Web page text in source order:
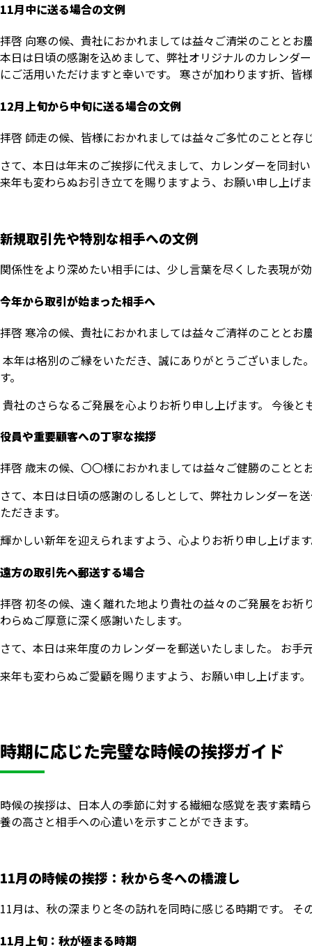
11月中に送る場合の文例
拝啓 向寒の候、貴社におかれましては益々ご清栄のこととお
本日は日頃の感謝を込めまして、弊社オリジナルのカレンダ
にご活用いただけますと幸いです。 寒さが加わります折、皆
12月上旬から中旬に送る場合の文例
拝啓 師走の候、皆様におかれましては益々ご多忙のことと
さて、本日は年末のご挨拶に代えまして、カレンダーを同封
来年も変わらぬお引き立てを賜りますよう、お願い申し上げ
新規取引先や特別な相手への文例
関係性をより深めたい相手には、少し言葉を尽くした表現が
今年から取引が始まった相手へ
拝啓 寒冷の候、貴社におかれましては益々ご清祥のこととお
本年は格別のご縁をいただき、誠にありがとうございまし
す。
貴社のさらなるご発展を心よりお祈り申し上げます。 今後
役員や重要顧客への丁寧な挨拶
拝啓 歳末の候、〇〇様におかれましては益々ご健勝のこと
さて、本日は日頃の感謝のしるしとして、弊社カレンダーを
ただきます。
輝かしい新年を迎えられますよう、心よりお祈り申し上げま
遠方の取引先へ郵送する場合
拝啓 初冬の候、遠く離れた地より貴社の益々のご発展をお
わらぬご厚意に深く感謝いたします。
さて、本日は来年度のカレンダーを郵送いたしました。 お
来年も変わらぬご愛顧を賜りますよう、お願い申し上げます
時期に応じた完璧な時候の挨拶ガイド
時候の挨拶は、日本人の季節に対する繊細な感覚を表す素晴
養の高さと相手への心遣いを示すことができます。
11月の時候の挨拶：秋から冬への橋渡し
11月は、秋の深まりと冬の訪れを同時に感じる時期です。
11月上旬：秋が極まる時期